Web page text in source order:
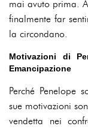
mai avuto prima.
finalmente far
la circondano.
Motivazioni di
Emancipazione
Perché Penelope
sue motivazioni
vendetta nei